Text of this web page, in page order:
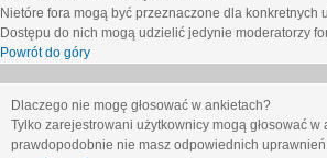
Nietóre fora mogą być przeznaczone dla
Dostępu do nich mogą udzielić jedynie moderatorzy
Powrót do góry
Dlaczego nie mogę głosować w ankietach?
Tylko zarejestrowani użytkownicy mogą głosować
prawdopodobnie nie masz odpowiednich